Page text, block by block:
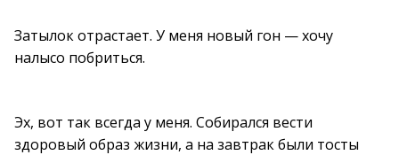
Затылок отрастает. У меня новый гон — хочу
налысо побриться.
Эх, вот так всегда у меня. Собирался вести
здоровый образ жизни, а на завтрак были тосты